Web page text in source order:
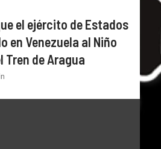
el ejército de Estados
en Venezuela al Niño
Tren de Aragua